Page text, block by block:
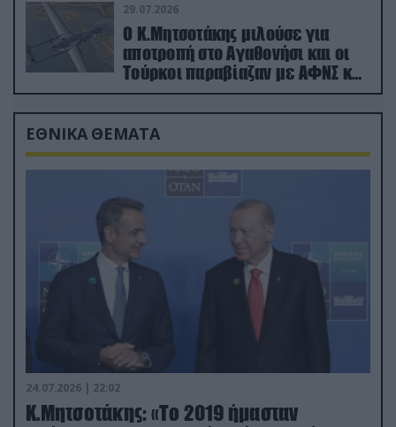
29.07.2026
Ο Κ.Μητσοτάκης μιλούσε για
αποτροπή στο Αγαθονήσι και οι
Τούρκοι παραβίαζαν με ΑΦΝΣ και
drone
ΕΘΝΙΚΑ ΘΕΜΑΤΑ
24.07.2026 | 22:02
Κ.Μητσοτάκης: «Το 2019 ήμασταν